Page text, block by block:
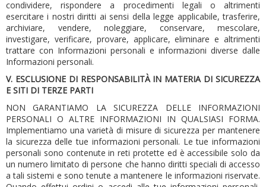
condividere, rispondere a procedimenti legali o altrimenti
esercitare i nostri diritti ai sensi della legge applicabile, trasferire,
archiviare, vendere, noleggiare, conservare, mescolare,
investigare, verificare, provare, applicare, eliminare e altrimenti
trattare con Informazioni personali e informazioni diverse dalle
Informazioni personali.
V. ESCLUSIONE DI RESPONSABILITÀ IN MATERIA DI SICUREZZA
E SITI DI TERZE PARTI
NON GARANTIAMO LA SICUREZZA DELLE INFORMAZIONI
PERSONALI O ALTRE INFORMAZIONI IN QUALSIASI FORMA.
Implementiamo una varietà di misure di sicurezza per mantenere
la sicurezza delle tue informazioni personali. Le tue informazioni
personali sono contenute in reti protette ed è accessibile solo da
un numero limitato di persone che hanno diritti speciali di accesso
a tali sistemi e sono tenute a mantenere le informazioni riservate.